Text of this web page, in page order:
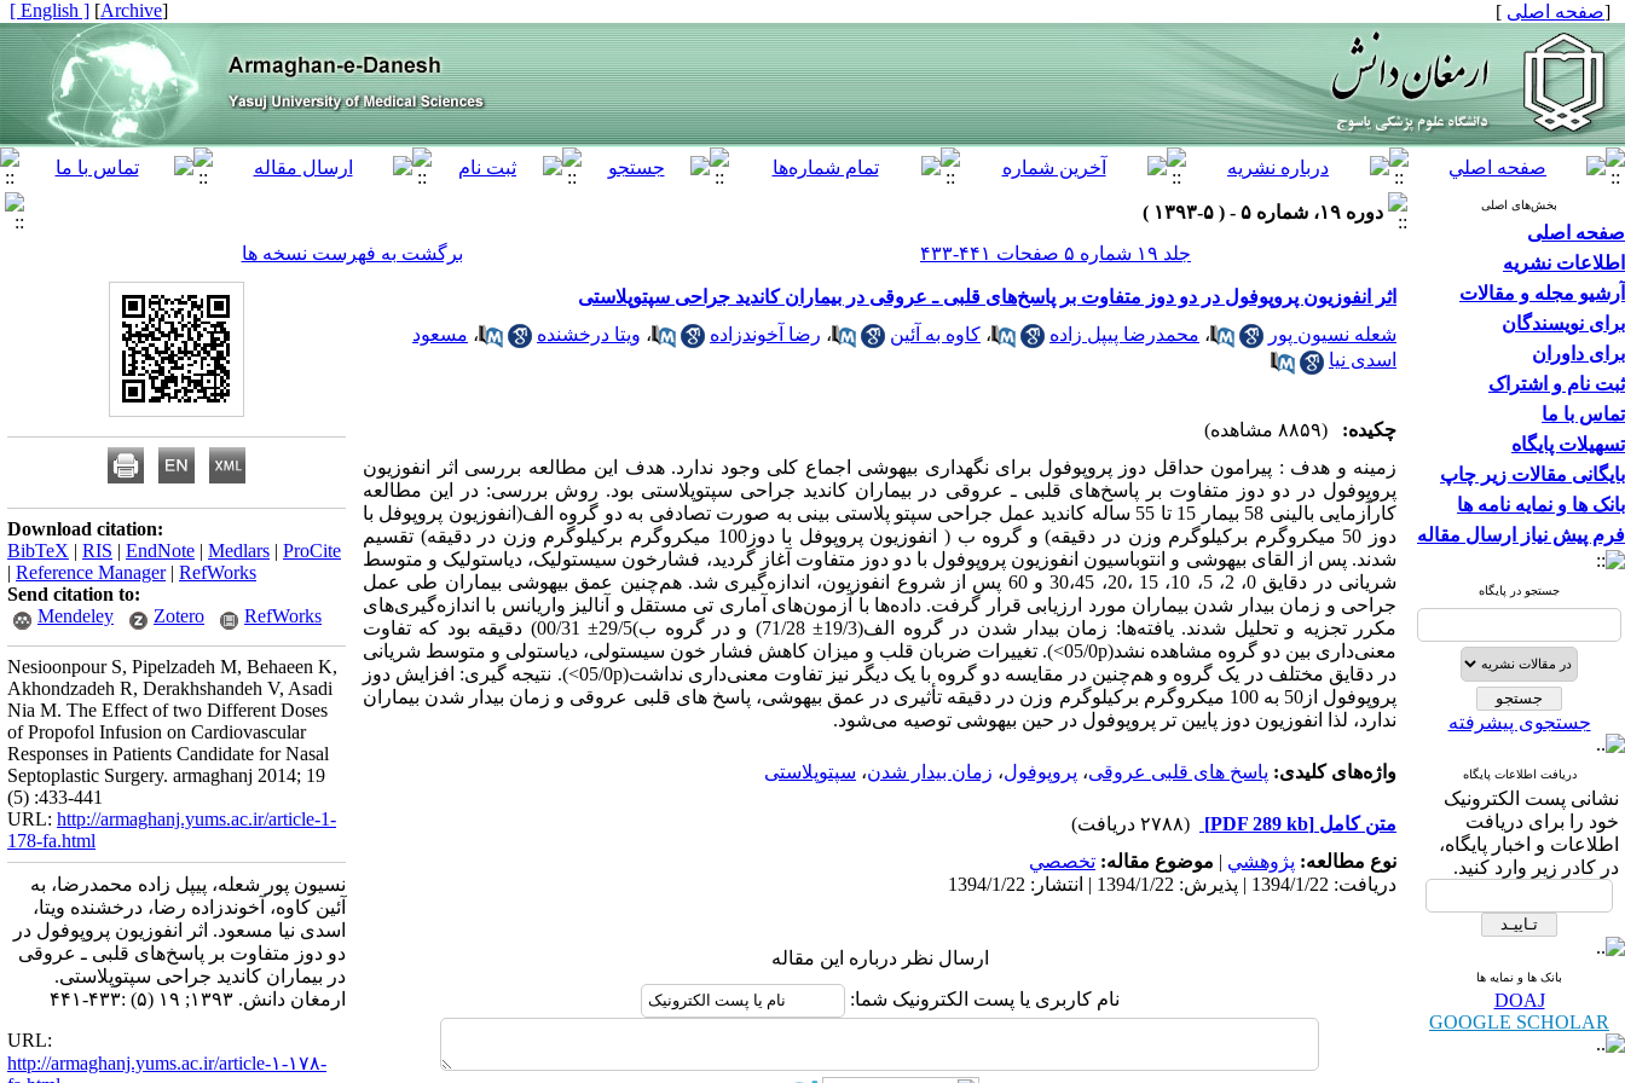
[صفحه اصلی ]
[
Archive
]
[ English ]
بخش‌های اصلی
صفحه اصلی
اطلاعات نشریه
آرشیو مجله و مقالات
برای نویسندگان
برای داوران
ثبت نام و اشتراک
تماس با ما
تسهیلات پایگاه
بایگانی مقالات زیر چاپ
بانک ها و نمایه نامه ها
فرم پیش نیاز ارسال مقاله
جستجو در پایگاه
جستجوی پیشرفته
دریافت اطلاعات پایگاه
نشانی پست الکترونیک
خود را برای دریافت
اطلاعات و اخبار پایگاه،
در کادر زیر وارد کنید.
بانک ها و نمایه ها
DOAJ
GOOGLE SCHOLAR
دوره ۱۹، شماره ۵ - ( ۵-۱۳۹۳ )
جلد ۱۹ شماره ۵ صفحات ۴۴۱-۴۳۳
برگشت به فهرست نسخه ها
اثر انفوزیون پروپوفول در دو دوز متفاوت بر پاسخ‌های قلبی ـ عروقی در بیماران کاندید جراحی سپتوپلاستی
شعله نسیون پور
، محمدرضا پیپل زاده ، کاوه به آئین ، رضا آخوندزاده ، ویتا درخشنده ، مسعود
اسدی نیا
چکیده:
(۸۸۵۹ مشاهده)
زمینه و هدف : پیرامون حداقل دوز پروپوفول برای نگهداری بیهوشی اجماع کلی وجود ندارد. هدف این مطالعه بررسی اثر انفوزیون
پروپوفول در دو دوز متفاوت بر پاسخ‌های قلبی ـ عروقی در بیماران کاندید جراحی سپتوپلاستی بود. روش بررسی: در این مطالعه
کارآزمایی بالینی 58 بیمار 15 تا 55 ساله کاندید عمل جراحی سپتو پلاستی بینی به صورت تصادفی به دو گروه الف(انفوزیون پروپوفل با
دوز 50 میکروگرم برکیلوگرم وزن در دقیقه) و گروه ب ( انفوزیون پروپوفل با دوز100 میکروگرم برکیلوگرم وزن در دقیقه) تقسیم
شدند. پس از القای بیهوشی و انتوباسیون انفوزیون پروپوفول با دو دوز متفاوت آغاز گردید، فشارخون سیستولیک، دیاستولیک و متوسط
شریانی در دقایق 0، 2، 5، 10، 15 ،20، 30،45 و 60 پس از شروع انفوزیون، اندازه‌گیری شد. هم‌چنین عمق بیهوشی بیماران طی عمل
جراحی و زمان بیدار شدن بیماران مورد ارزیابی قرار گرفت. داده‌ها با آزمون‌های آماری تی مستقل و آنالیز واریانس با اندازه‌گیری‌های
مکرر تجزیه و تحلیل شدند. یافته‌ها: زمان بیدار شدن در گروه الف(19/3± 71/28) و در گروه ب)29/5± 00/31) دقیقه بود که تفاوت
معنی‌داری بین دو گروه مشاهده نشد(05/0p>). تغییرات ضربان قلب و میزان کاهش فشار خون سیستولی، دیاستولی و متوسط شریانی
در دقایق مختلف در یک گروه و هم‌چنین در مقایسه دو گروه با یک دیگر نیز تفاوت معنی‌داری نداشت(05/0p>). نتیجه گیری: افزایش دوز
پروپوفول از50 به 100 میکروگرم برکیلوگرم وزن در دقیقه تأثیری در عمق بیهوشی، پاسخ های قلبی عروقی و زمان بیدار شدن بیماران
ندارد، لذا انفوزیون دوز پایین تر پروپوفول در حین بیهوشی توصیه می‌شود.
واژه‌های کلیدی: پاسخ های قلبی عروقی، پروپوفول، زمان بیدار شدن، سپتوپلاستی
متن کامل [PDF 289 kb]
(۲۷۸۸ دریافت)
نوع مطالعه: پژوهشي | موضوع مقاله: تخصصي
دریافت: 1394/1/22 | پذیرش: 1394/1/22 | انتشار: 1394/1/22
ارسال نظر درباره این مقاله
نام کاربری یا پست الکترونیک شما:
Download citation:
BibTeX | RIS | EndNote | Medlars | ProCite
| Reference Manager| RefWorks
Send citation to:
Mendeley
Zotero RefWorks
Nesioonpour S, Pipelzadeh M, Behaeen K,
Akhondzadeh R, Derakhshandeh V, Asadi
Nia M. The Effect of two Different Doses
of Propofol Infusion on Cardiovascular
Responses in Patients Candidate for Nasal
Septoplastic Surgery. armaghanj 2014; 19
(5) :433-441
URL: http://armaghanj.yums.ac.ir/article-1-
178-fa.html
نسیون پور شعله، پیپل زاده محمدرضا، به
آئین کاوه، آخوندزاده رضا، درخشنده ویتا،
اسدی نیا مسعود. اثر انفوزیون پروپوفول در
دو دوز متفاوت بر پاسخ‌های قلبی ـ عروقی
در بیماران کاندید جراحی سپتوپلاستی.
ارمغان دانش. ۱۳۹۳; ۱۹ (۵) :۴۳۳-۴۴۱
URL:
http://armaghanj.yums.ac.ir/article-۱-۱۷۸-